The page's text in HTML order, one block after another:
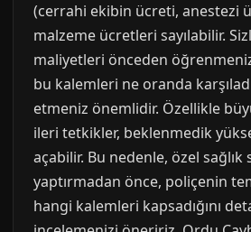
(cerrahi ekibin ücreti, anestezi
malzeme ücretleri sayılabilir.
maliyetleri önceden
bu kalemleri ne oranda
etmeniz önemlidir. Özellikle
ileri tetkikler, beklenmedik
açabilir. Bu nedenle, özel sağlık
yaptırmadan önce, poliçenin
hangi kalemleri kapsadığını